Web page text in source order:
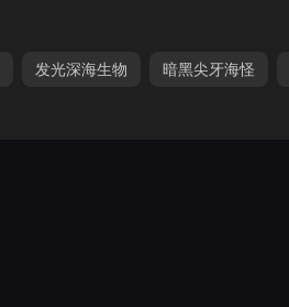
发光深海生物 暗黑尖牙海怪